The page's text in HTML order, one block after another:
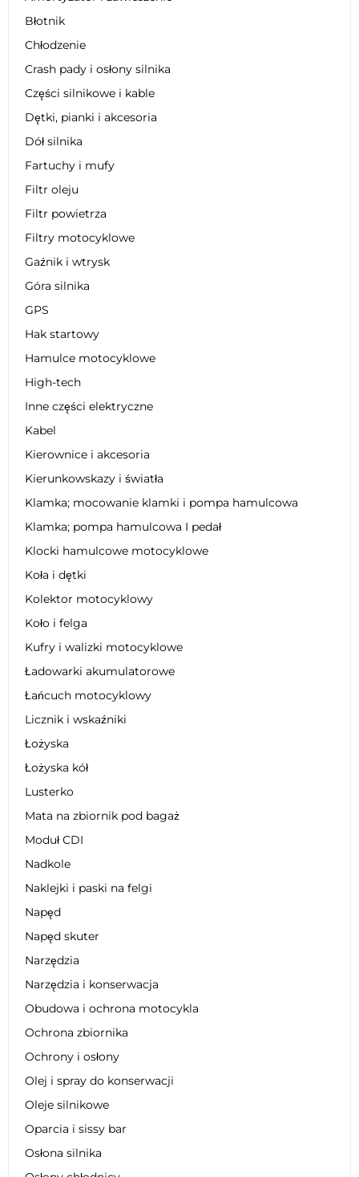
Błotnik
Chłodzenie
Crash pady i osłony silnika
Części silnikowe i kable
Dętki, pianki i akcesoria
Dół silnika
Fartuchy i mufy
Filtr oleju
Filtr powietrza
Filtry motocyklowe
Gaźnik i wtrysk
Góra silnika
GPS
Hak startowy
Hamulce motocyklowe
High-tech
Inne części elektryczne
Kabel
Kierownice i akcesoria
Kierunkowskazy i światła
Klamka; mocowanie klamki i pompa hamulcowa
Klamka; pompa hamulcowa I pedał
Klocki hamulcowe motocyklowe
Koła i dętki
Kolektor motocyklowy
Koło i felga
Kufry i walizki motocyklowe
Ładowarki akumulatorowe
Łańcuch motocyklowy
Licznik i wskaźniki
Łożyska
Łożyska kół
Lusterko
Mata na zbiornik pod bagaż
Moduł CDI
Nadkole
Naklejki i paski na felgi
Napęd
Napęd skuter
Narzędzia
Narzędzia i konserwacja
Obudowa i ochrona motocykla
Ochrona zbiornika
Ochrony i osłony
Olej i spray do konserwacji
Oleje silnikowe
Oparcia i sissy bar
Osłona silnika